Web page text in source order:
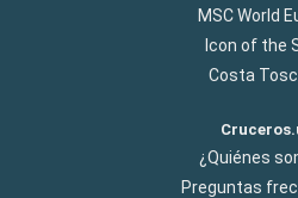
MSC World
Icon of the
Costa
¿Quiénes
Preguntas